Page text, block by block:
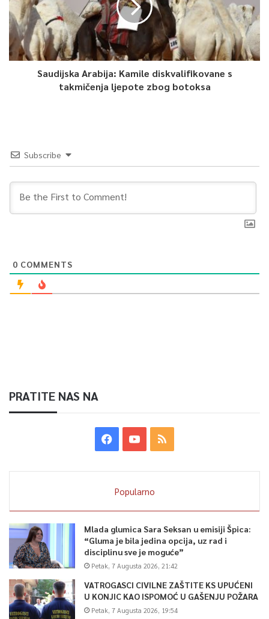
Saudijska Arabija: Kamile diskvalifikovane s
takmičenja ljepote zbog botoksa
Subscribe
0 COMMENTS
PRATITE NAS NA
Popularno
Mlada glumica Sara Seksan u emisiji Špica:
“Gluma je bila jedina opcija, uz rad i
disciplinu sve je moguće”
Petak, 7 Augusta 2026, 21:42
VATROGASCI CIVILNE ZAŠTITE KS UPUĆENI
U KONJIC KAO ISPOMOĆ U GAŠENJU POŽARA
Petak, 7 Augusta 2026, 19:54